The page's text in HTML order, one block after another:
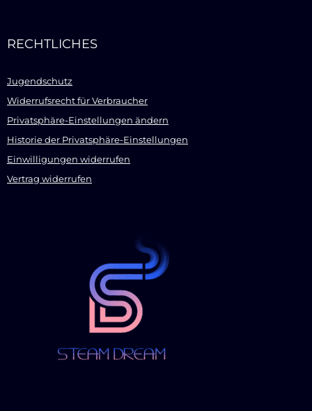
RECHTLICHES
Jugendschutz
Widerrufsrecht für Verbraucher
Privatsphäre-Einstellungen ändern
Historie der Privatsphäre-Einstellungen
Einwilligungen widerrufen
Vertrag widerrufen